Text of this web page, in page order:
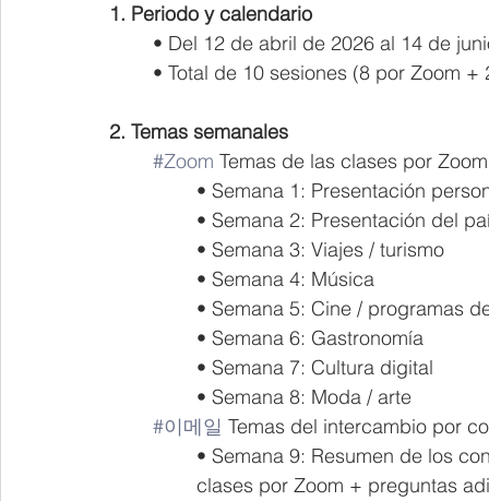
1. Periodo y calendario
• Del 12 de abril de 2026 al 14 de
• Total de 10 sesiones (8 por Zoom
2. Temas semanales
#Zoom Temas de las clases por
• Semana 1: Presentación
• Semana 2: Presentación del
• Semana 3: Viajes / turismo
• Semana 4: Música
• Semana 5: Cine / programas
• Semana 6: Gastronomía
• Semana 7: Cultura digital
• Semana 8: Moda / arte
#이메일 Temas del intercambio por
• Semana 9: Resumen de los
clases por Zoom + preguntas